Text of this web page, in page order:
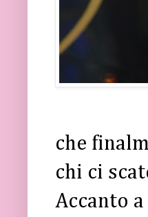
che
chi ci
Accanto